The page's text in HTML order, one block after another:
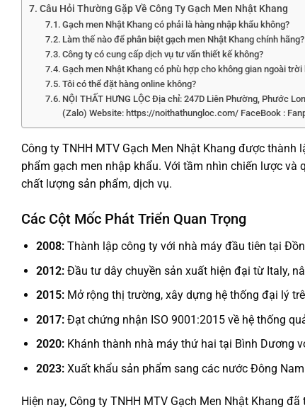
Câu Hỏi Thường Gặp Về Công Ty Gạch Men Nhật Khang
Gạch men Nhật Khang có phải là hàng nhập khẩu không?
Làm thế nào để phân biệt gạch men Nhật Khang chính hãng?
Công ty có cung cấp dịch vụ tư vấn thiết kế không?
Gạch men Nhật Khang có phù hợp cho không gian ngoài trời
Tôi có thể đặt hàng online không?
NỘI THẤT HƯNG LỘC Địa chỉ: 247D Liên Phường, Phước
(Zalo) Website: https://noithathungloc.com/ FaceBook :
Công ty TNHH MTV Gạch Men Nhật Khang được
phẩm gạch men nhập khẩu. Với tầm nhìn chiến lược
chất lượng sản phẩm, dịch vụ.
Các Cột Mốc Phát Triển Quan Trọng
2008:Thành lập công ty với nhà máy đầu tiên tại
2012:Đầu tư dây chuyền sản xuất hiện đại từ Italy,
2015:Mở rộng thị trường, xây dựng hệ thống đại lý
2017:Đạt chứng nhận ISO 9001:2015 về hệ thống
2020:Khánh thành nhà máy thứ hai tại Bình Dương
2023:Xuất khẩu sản phẩm sang các nước Đông
Hiện nay, Công ty TNHH MTV Gạch Men Nhật Khang